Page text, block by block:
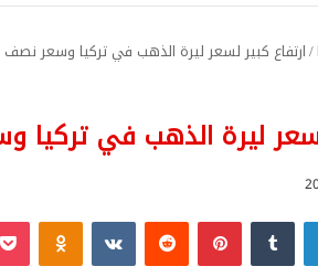
/ارتفاع كبير لسعر ليرة الذهب في تركيا وسعر نصف
ليرة الذهب في
لينكدإن بينتيريست